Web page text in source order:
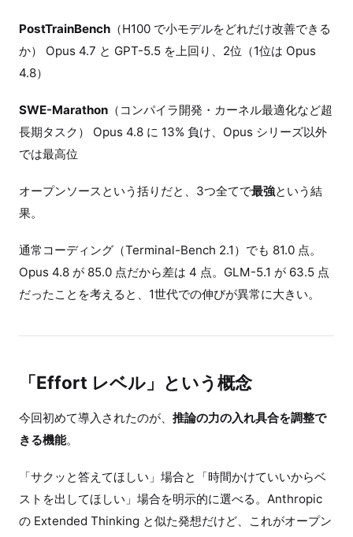
PostTrainBench （H100 で小モデルをどれだけ改善できる
か） Opus 4.7 と GPT-5.5 を上回り、2位（1位は Opus
4.8）
SWE-Marathon （コンパイラ開発・カーネル最適化など超
長期タスク） Opus 4.8 に 13% 負け、Opus シリーズ以外
では最高位
オープンソースという括りだと、3つ全てで最強という結
果。
通常コーディング（Terminal-Bench 2.1）でも 81.0 点。
Opus 4.8 が 85.0 点だから差は 4 点。GLM-5.1 が 63.5 点
だったことを考えると、1世代での伸びが異常に大きい。
「Effort レベル」という概念
今回初めて導入されたのが、 推論の力の入れ具合を調整で
きる機能。
「サクッと答えてほしい」場合と「時間かけていいからベ
ストを出してほしい」場合を明示的に選べる。Anthropic
の Extended Thinking と似た発想だけど、これがオープン